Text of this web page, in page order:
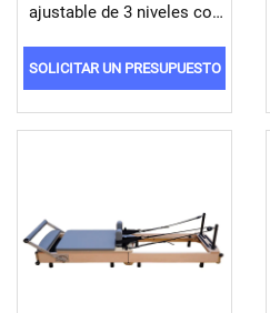
ajustable de 3 niveles con
SOLICITAR UN PRESUPUESTO